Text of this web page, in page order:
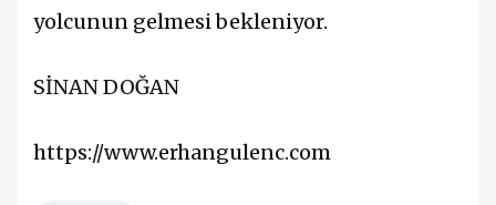
yolcunun gelmesi bekleniyor.
SİNAN DOĞAN
https://www.erhangulenc.com